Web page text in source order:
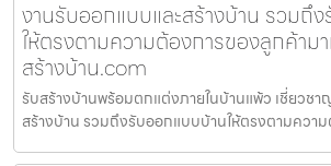
งานรับออกแบบและสร้างบ้าน รวมถึ
ให้ตรงตามความต้องการของลูกค้าม
สร้างบ้าน.com
รับสร้างบ้านพร้อมตกแต่งภายในบ้านแพ้ว เชี่ยวช
สร้างบ้าน รวมถึงรับออกแบบบ้านให้ตรงตามควา